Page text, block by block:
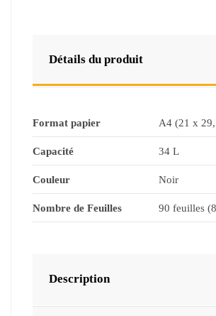
Détails du produit
Format papier A4 (21 x
Capacité 34 L
Couleur Noir
Nombre de Feuilles 90 feuilles
Description